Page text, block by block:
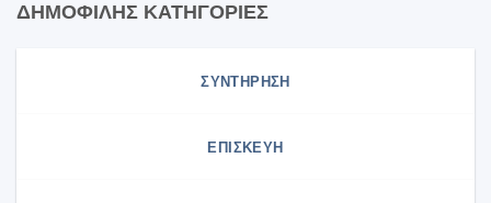
ΔΗΜΟΦΙΛΗΣ ΚΑΤΗΓΟΡΙΕΣ
ΣΥΝΤΗΡΗΣΗ
ΕΠΙΣΚΕΥΗ